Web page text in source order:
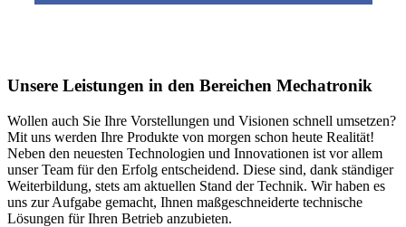
Unsere Leistungen in den Bereichen Mechatronik
Wollen auch Sie Ihre Vorstellungen und Visionen schnell umsetzen?
Mit uns werden Ihre Produkte von morgen schon heute Realität!
Neben den neuesten Technologien und Innovationen ist vor allem
unser Team für den Erfolg entscheidend. Diese sind, dank ständiger
Weiterbildung, stets am aktuellen Stand der Technik. Wir haben es
uns zur Aufgabe gemacht, Ihnen maßgeschneiderte technische
Lösungen für Ihren Betrieb anzubieten.